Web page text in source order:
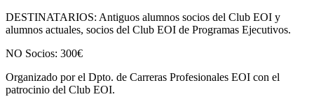
DESTINATARIOS: Antiguos alumnos socios del Club EOI y
alumnos actuales, socios del Club EOI de Programas Ejecutivos.
NO Socios: 300€
Organizado por el Dpto. de Carreras Profesionales EOI con el
patrocinio del Club EOI.